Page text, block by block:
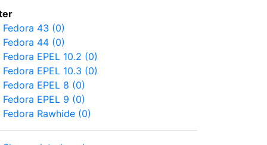
Fedora 43 (0)
Fedora 44 (0)
Fedora EPEL 10.2 (0)
Fedora EPEL 10.3 (0)
Fedora EPEL 8 (0)
Fedora EPEL 9 (0)
Fedora Rawhide (0)